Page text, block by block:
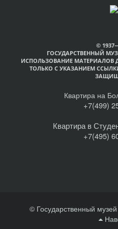
©
ГОСУДАРСТВЕННЫЙ
ИСПОЛЬЗОВАНИЕ МАТЕРИАЛОВ
ТОЛЬКО С УКАЗАНИЕМ
Квартира на
+7(499)
Квартира в
+7(495)
© Государственный